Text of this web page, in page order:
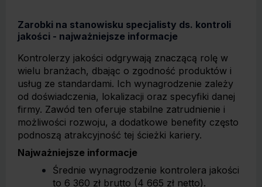
Zarobki na stanowisku specjalisty ds. kontroli
jakości - najważniejsze informacje
Kontrolerzy jakości odgrywają znaczącą rolę w
wielu branżach, dbając o zgodność produktów i
usług ze standardami. Ich wynagrodzenie zależy
od doświadczenia, lokalizacji oraz specyfiki danej
firmy. Zawód ten oferuje stabilne zatrudnienie i
możliwości rozwoju, a dodatkowe benefity często
podnoszą atrakcyjność tej ścieżki kariery.
Najważniejsze informacje
Średnie wynagrodzenie kontrolera jakości
to 6 360 zł brutto (4 665 zł netto).